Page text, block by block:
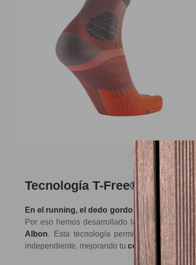
Tecnología T-Free® para un
En el running, el dedo gordo del pie es
Por eso hemos desarrollado la tecnologíaT-
Albon. Esta tecnología permite que eldedo
independiente, mejorando tu comodidady